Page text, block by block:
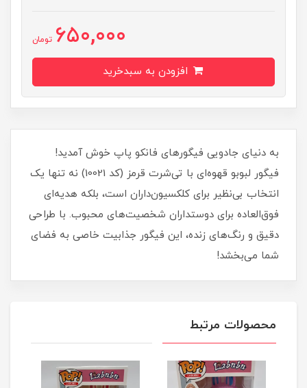
650,000 تومان
به دنیای جادویی فیگورهای فانکو پاپ خوش آمدید!
فیگور لبوبو قهوه‌ای با تی‌شرت قرمز (کد 10021) نه تنها یک
انتخاب بی‌نظیر برای کلکسیون‌داران است، بلکه هدیه‌ای
فوق‌العاده برای دوستداران شخصیت‌های محبوب. با طراحی
دقیق و رنگ‌های زنده، این فیگور جذابیت خاصی به فضای
شما می‌بخشد!
محصولات مرتبط